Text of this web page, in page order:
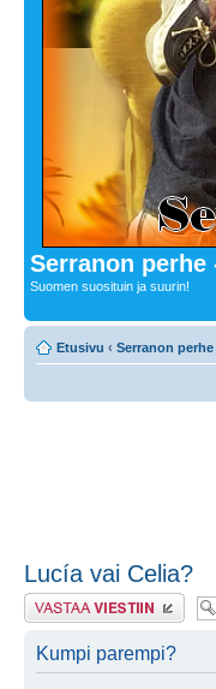
Serranon
Suomen suosituin ja suurin!
Etusivu ‹ Serranon perhe
Lucía vai Celia?
Lähetä vastaus
Kumpi parempi?